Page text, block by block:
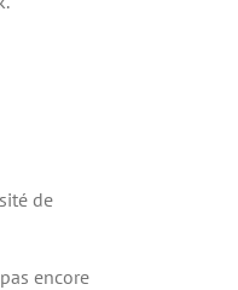
de
encore